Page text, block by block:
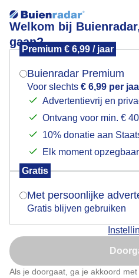
Welkom bij
gaan?
Premium € 6,99 / jaar
Buienradar Premium
Voor slechts € 6,99 per
Advertentievrij en
Ontvang voor min. €
10% donatie aan
Elk moment opzegbaar
Gratis
Met persoonlijke
Gratis blijven gebruiken
Als je doorgaat, ga je akkoord met
Opgetuigde catamarans,
catamarans ligt opgetuigd
Noordwijk. De eerste
uitgesteld omdat er te
Mogen we je locatie
Indien je hier nog geen
verschijnt er zo een pop-
Is goed,
Nu niet,
Klik hierom dit